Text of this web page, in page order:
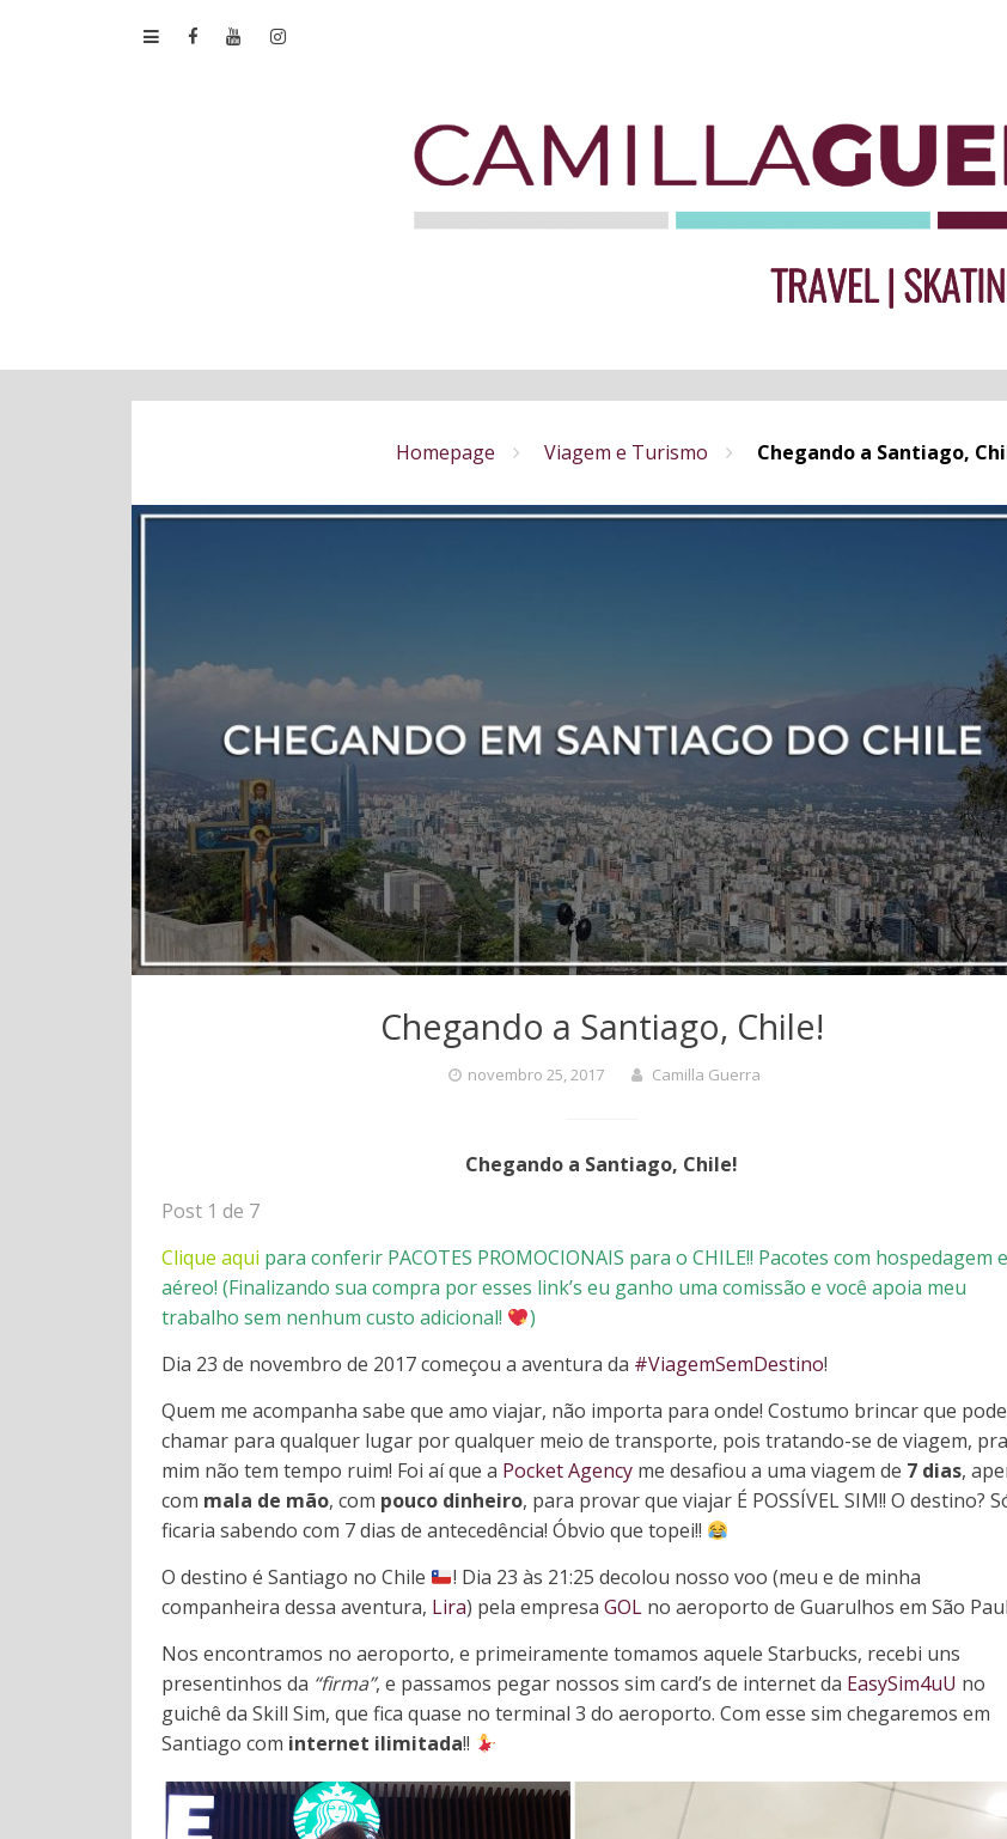
Homepage Viagem e Turismo Chegando a Santiago,
Chegando a Santiago, Chile!
novembro 25, 2017 Camilla Guerra
Chegando a Santiago, Chile!
Post 1 de 7
Clique aqui para conferir PACOTES PROMOCIONAIS para o CHILE!! Pacotes com hospedagem e
aéreo!(Finalizando sua compra por esses link’s eu ganho uma comissão e você apoia meu
trabalho sem nenhum custo adicional!
)
Dia 23 de novembro de 2017 começou a aventura da #ViagemSemDestino!
Quem me acompanha sabe que amo viajar, não importa para onde! Costumo brincar que
chamar para qualquer lugar por qualquer meio de transporte, pois tratando-se de viagem, pra
mim não tem tempo ruim! Foi aí que a Pocket Agency me desafiou a uma viagem de 7 dias,
com mala de mão, com pouco dinheiro, para provar que viajar É POSSÍVEL SIM!! O destino?
ficaria sabendo com 7 dias de antecedência! Óbvio que topei!!
O destino é Santiago no Chile
! Dia 23 às 21:25 decolou nosso voo (meu e de minha
companheira dessa aventura, Lira) pela empresaGOL no aeroporto de Guarulhos em São
Nos encontramos no aeroporto, e primeiramente tomamos aquele Starbucks, recebi uns
presentinhos da “firma”, e passamos pegar nossos sim card’s de internet da EasySim4uU no
guichê da Skill Sim, que fica quase no terminal 3 do aeroporto. Com esse sim chegaremos em
Santiago com internet ilimitada!!